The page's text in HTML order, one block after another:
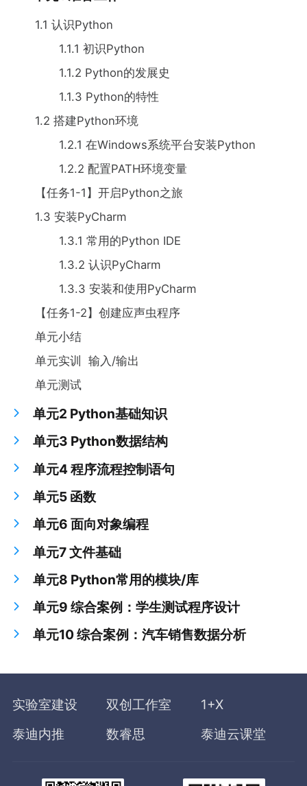
1.1 认识Python
1.1.1 初识Python
1.1.2 Python的发展史
1.1.3 Python的特性
1.2 搭建Python环境
1.2.1 在Windows系统平台安装Python
1.2.2 配置PATH环境变量
【任务1-1】开启Python之旅
1.3 安装PyCharm
1.3.1 常用的Python IDE
1.3.2 认识PyCharm
1.3.3 安装和使用PyCharm
【任务1-2】创建应声虫程序
单元小结
单元实训 输入/输出
单元测试
单元2 Python基础知识
单元3 Python数据结构
单元4 程序流程控制语句
单元5 函数
单元6 面向对象编程
单元7 文件基础
单元8 Python常用的模块/库
单元9 综合案例：学生测试程序设计
单元10 综合案例：汽车销售数据分析
实验室建设 双创工作室
1+X
泰迪内推
数睿思 泰迪云课堂